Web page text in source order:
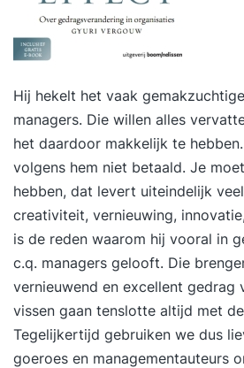
Hij hekelt het vaak
managers. Die willen alles
het daardoor makkelijk te
volgens hem niet betaald. Je
hebben, dat levert uiteindelijk
creativiteit, vernieuwing,
is de reden waarom hij vooral in
c.q. managers gelooft. Die
vernieuwend en excellent gedrag
vissen gaan tenslotte altijd met
Tegelijkertijd gebruiken we dus
goeroes en managementauteurs